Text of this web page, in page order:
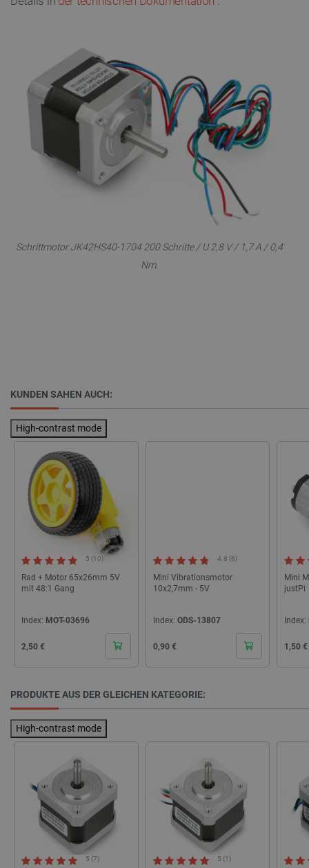
Schrittmotor JK42HS40-1704 200 Schritte / U 2,8 V / 1,7 A / 0,4
Nm.
KUNDEN SAHEN AUCH:
High-contrast mode
5 (10)
Rad + Motor 65x26mm 5V
mit 48:1 Gang
Index: MOT-03696
Cena
2,50 €
4.8 (6)
Mini Vibrationsmotor
10x2,7mm - 5V
Index: ODS-13807
Cena
0,90 €
Mini
justPi
Index:
Cena
1,50 €
PRODUKTE AUS DER GLEICHEN KATEGORIE:
High-contrast mode
5 (7) 5 (1)
critAccountId
PrestaShop-[abcdef0123456789]{32}
LaVisitorId_Ym90bGFuZC5sYWRlc2suY29tLw
CookieScriptConsent
2
isListDisplay
Quality Unit
LLC
_smvs
critCartData
Datenschutzerklärung von Google